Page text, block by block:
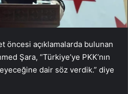
öncesi açıklamalarda bulunan
Şara, “Türkiye’ye PKK’nın
dair söz verdik.” diye